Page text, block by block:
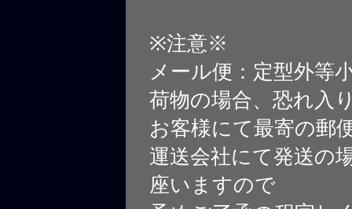
※注意※
メール便：定型外等
荷物の場合、恐れ入
お客様にて最寄の郵
運送会社にて発送の
座いますので